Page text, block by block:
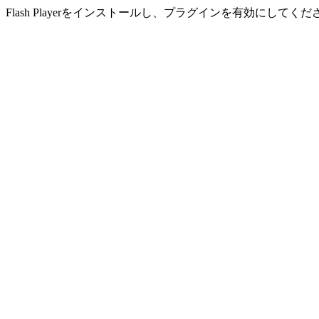
Flash Playerをインストールし、プラグインを有効にしてくだ